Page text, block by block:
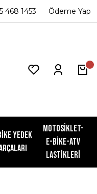
468 1453 Ödeme Yap
Yedek
Motosiklet-
E-Bike-ATV
Lastikleri